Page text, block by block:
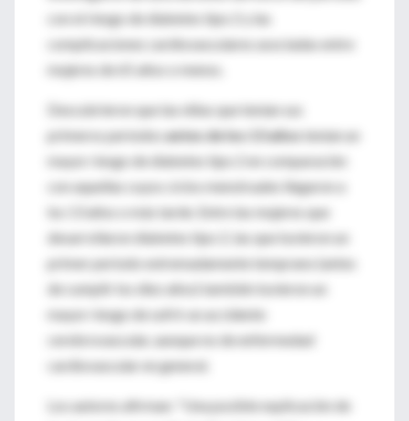
con el riesgo de diabetes tipo 2 y las
complicaciones cardiovasculares asociadas entre
mujeres de 65 años o menos.
Descubrieron que las niñas que tenían sus
primeros períodosantes de los 13 añostenían un
mayor riesgo de diabetes tipo 2 en comparación
con aquellas cuyos ciclos menstruales llegaron a
los 13 años o más tarde. Entre las mujeres que
desarrollaron diabetes tipo 2, las que tuvieron un
primer período extremadamente temprano (antes
de cumplir los diez años) también tuvieron un
mayor riesgo de sufrir un accidente
cerebrovascular, aunque no de enfermedad
cardiovascular en general.
Los autores afirman: "Una posible explicación de